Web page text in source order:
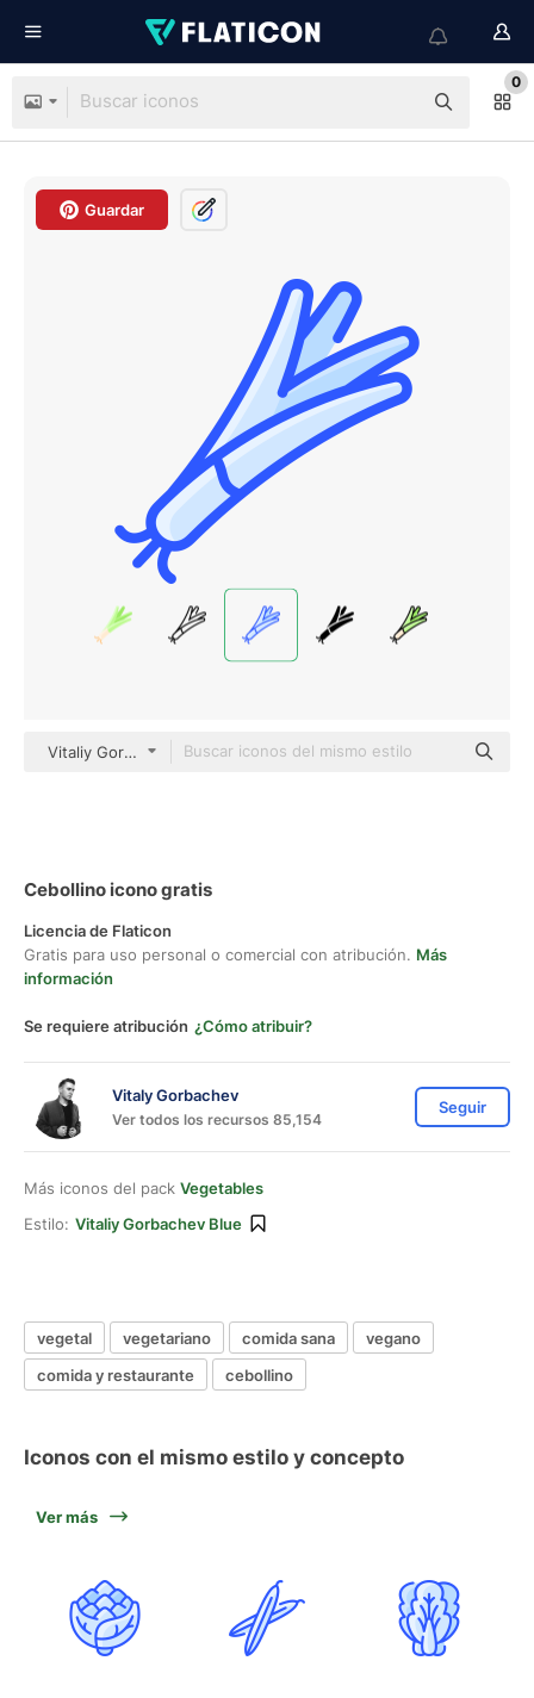
0
Guardar
Vitaliy Gorbachev Blue
Cebollino icono gratis
Licencia de Flaticon
Gratis para uso personal o comercial con atribución. Más
información
Se requiere atribución ¿Cómo atribuir?
Vitaly Gorbachev
Ver todos los recursos 85,154
Seguir
Más iconos del pack Vegetables
Estilo: Vitaliy Gorbachev Blue
vegetal vegetariano comida sana
vegano
comida y restaurante
cebollino
Iconos con el mismo estilo y concepto
Ver más